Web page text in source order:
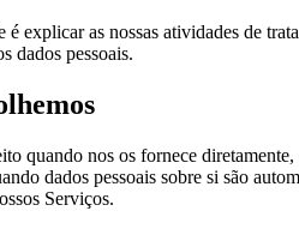
explicar as nossas atividades de
dados pessoais.
quando nos os fornece
dados pessoais sobre si são
Serviços.